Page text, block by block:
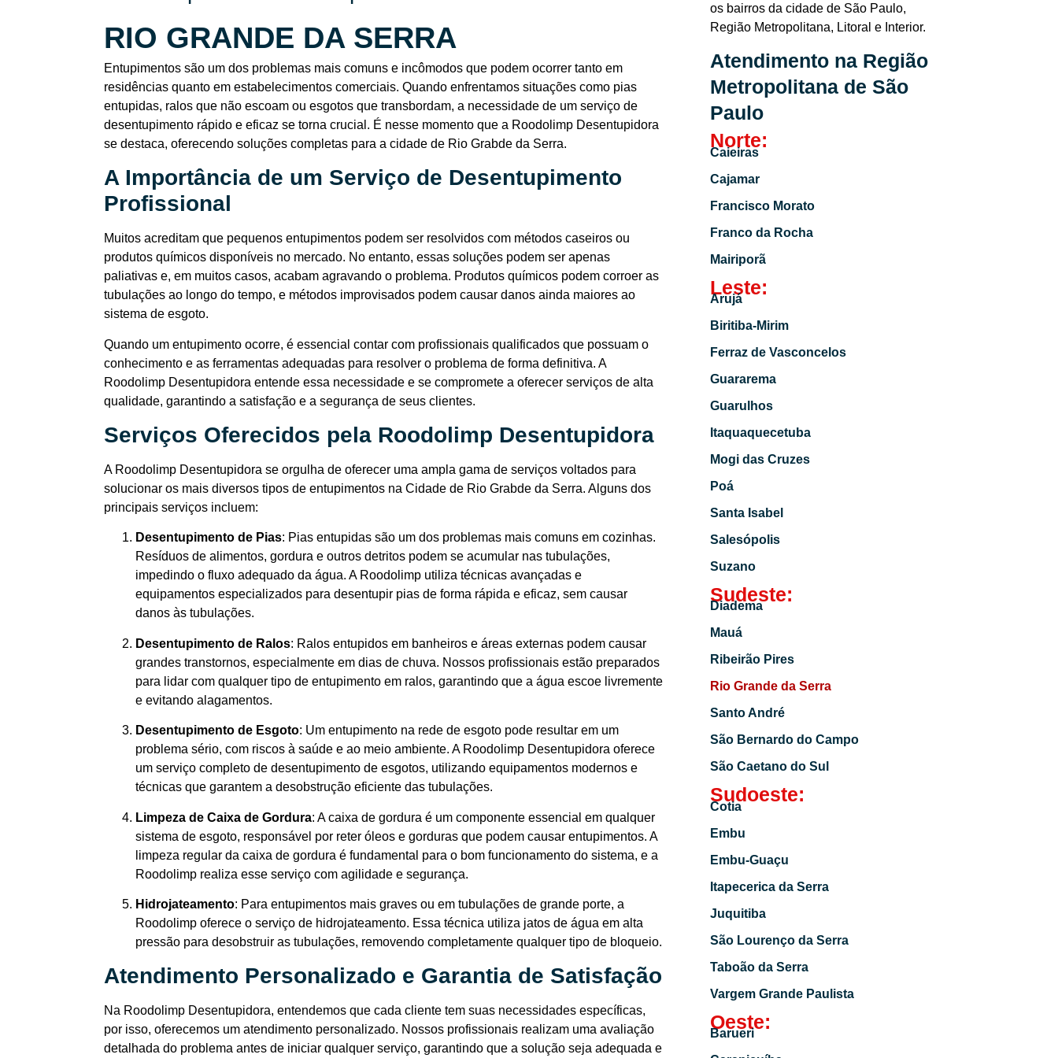
RIO GRANDE DA SERRA
Entupimentos são um dos problemas mais comuns e incômodos que podem ocorrer tanto em
residências quanto em estabelecimentos comerciais. Quando enfrentamos situações como pias
entupidas, ralos que não escoam ou esgotos que transbordam, a necessidade de um serviço de
desentupimento rápido e eficaz se torna crucial. É nesse momento que a Roodolimp Desentupidora
se destaca, oferecendo soluções completas para a cidade de Rio Grabde da Serra.
A Importância de um Serviço de Desentupimento
Profissional
Muitos acreditam que pequenos entupimentos podem ser resolvidos com métodos caseiros ou
produtos químicos disponíveis no mercado. No entanto, essas soluções podem ser apenas
paliativas e, em muitos casos, acabam agravando o problema. Produtos químicos podem corroer as
tubulações ao longo do tempo, e métodos improvisados podem causar danos ainda maiores ao
sistema de esgoto.
Quando um entupimento ocorre, é essencial contar com profissionais qualificados que possuam o
conhecimento e as ferramentas adequadas para resolver o problema de forma definitiva. A
Roodolimp Desentupidora entende essa necessidade e se compromete a oferecer serviços de alta
qualidade, garantindo a satisfação e a segurança de seus clientes.
Serviços Oferecidos pela Roodolimp Desentupidora
A Roodolimp Desentupidora se orgulha de oferecer uma ampla gama de serviços voltados para
solucionar os mais diversos tipos de entupimentos na Cidade de Rio Grabde da Serra. Alguns dos
principais serviços incluem:
Desentupimento de Pias: Pias entupidas são um dos problemas mais comuns em cozinhas.
Resíduos de alimentos, gordura e outros detritos podem se acumular nas tubulações,
impedindo o fluxo adequado da água. A Roodolimp utiliza técnicas avançadas e
equipamentos especializados para desentupir pias de forma rápida e eficaz, sem causar
danos às tubulações.
Desentupimento de Ralos: Ralos entupidos em banheiros e áreas externas podem causar
grandes transtornos, especialmente em dias de chuva. Nossos profissionais estão preparados
para lidar com qualquer tipo de entupimento em ralos, garantindo que a água escoe livremente
e evitando alagamentos.
Desentupimento de Esgoto: Um entupimento na rede de esgoto pode resultar em um
problema sério, com riscos à saúde e ao meio ambiente. A Roodolimp Desentupidora oferece
um serviço completo de desentupimento de esgotos, utilizando equipamentos modernos e
técnicas que garantem a desobstrução eficiente das tubulações.
Limpeza de Caixa de Gordura: A caixa de gordura é um componente essencial em qualquer
sistema de esgoto, responsável por reter óleos e gorduras que podem causar entupimentos. A
limpeza regular da caixa de gordura é fundamental para o bom funcionamento do sistema, e a
Roodolimp realiza esse serviço com agilidade e segurança.
Hidrojateamento: Para entupimentos mais graves ou em tubulações de grande porte, a
Roodolimp oferece o serviço de hidrojateamento. Essa técnica utiliza jatos de água em alta
pressão para desobstruir as tubulações, removendo completamente qualquer tipo de bloqueio.
Atendimento Personalizado e Garantia de Satisfação
Na Roodolimp Desentupidora, entendemos que cada cliente tem suas necessidades específicas,
por isso, oferecemos um atendimento personalizado. Nossos profissionais realizam uma avaliação
detalhada do problema antes de iniciar qualquer serviço, garantindo que a solução seja adequada e
os bairros da cidade de São Paulo,
Região Metropolitana, Litoral e Interior.
Atendimento na Região
Metropolitana de São
Paulo
Norte:
Caieiras
Cajamar
Francisco Morato
Franco da Rocha
Mairiporã
Leste:
Arujá
Biritiba-Mirim
Ferraz de Vasconcelos
Guararema
Guarulhos
Itaquaquecetuba
Mogi das Cruzes
Poá
Santa Isabel
Salesópolis
Suzano
Sudeste:
Diadema
Mauá
Ribeirão Pires
Rio Grande da Serra
Santo André
São Bernardo do Campo
São Caetano do Sul
Sudoeste:
Cotia
Embu
Embu-Guaçu
Itapecerica da Serra
Juquitiba
São Lourenço da Serra
Taboão da Serra
Vargem Grande Paulista
Oeste:
Barueri